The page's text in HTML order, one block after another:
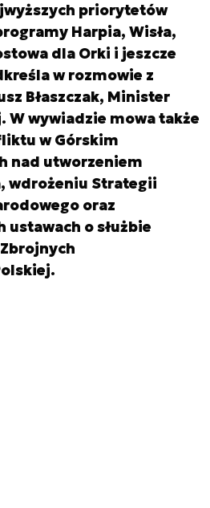
priorytetów
Harpia, Wisła,
dla Orki i jeszcze
w rozmowie z
Błaszczak, Minister
W wywiadzie mowa także
w Górskim
nad utworzeniem
wdrożeniu Strategii
oraz
o służbie